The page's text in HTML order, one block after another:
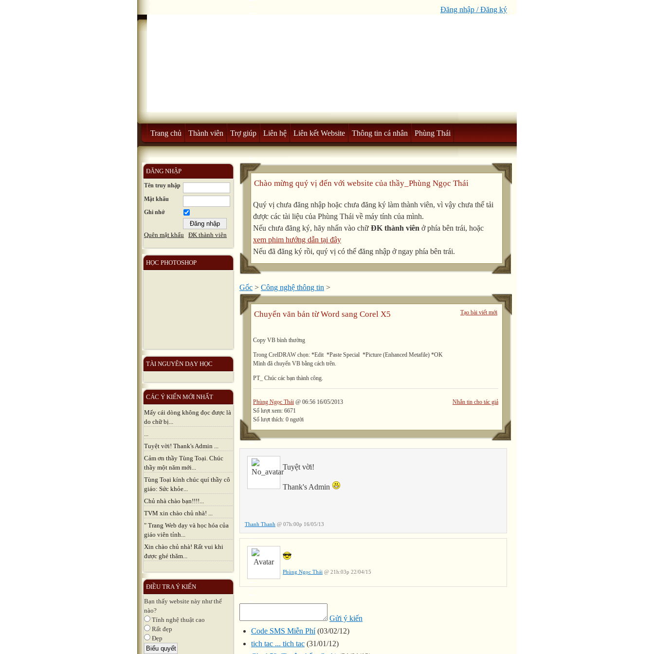
Đăng nhập / Đăng ký
Trang chủ Thành viên Trợ giúp Liên hệ Liên kết Website Thông tin cá nhân Phùng Thái
ĐĂNG NHẬP
Tên truy nhập
Mật khẩu
Ghi nhớ
Quên mật khẩu ĐK thành viên
HỌC PHOTOSHOP
TÀI NGUYÊN DẠY HỌC
CÁC Ý KIẾN MỚI NHẤT
Mấy cái dòng không đọc được là
do chữ bị...
...
Tuyệt vời! Thank's Admin ...
Cảm ơn thầy Tùng Toại. Chúc
thầy một năm mới...
Tùng Toại kính chúc quí thầy cô
giáo: Sức khỏe...
Chủ nhà chào bạn!!!!...
TVM xin chào chủ nhà! ...
" Trang Web dạy và học hóa của
giáo viên tỉnh...
Xin chào chủ nhà! Rất vui khi
được ghé thăm...
ĐIỀU TRA Ý KIẾN
Bạn thấy website này như thế
nào?
Tính nghệ thuật cao
Rất đẹp
Đẹp
Chào mừng quý vị đến với website của thầy_Phùng Ngọc Thái
Quý vị chưa đăng nhập hoặc chưa đăng ký làm thành viên, vì vậy chưa thể tải
được các tài liệu của Phùng Thái về máy tính của mình.
Nếu chưa đăng ký, hãy nhấn vào chữ ĐK thành viên ở phía bên trái, hoặc
xem phim hướng dẫn tại đây
Nếu đã đăng ký rồi, quý vị có thể đăng nhập ở ngay phía bên trái.
Gốc > Công nghệ thông tin >
Tạo bài viết mới
Chuyển văn bản từ Word sang Corel X5
Copy VB bình thường
Trong CrelDRAW chọn: *Edit *Paste Special *Picture (Enhanced Metafile) *OK
Mình đã chuyển VB bằng cách trên.
PT_ Chúc các bạn thành công.
Nhắn tin cho tác giả
Phùng Ngọc Thái @ 06:56 16/05/2013
Số lượt xem: 6671
Số lượt thích: 0 người
Tuyệt vời!
Thank's Admin
Thanh Thanh @ 07h:00p 16/05/13
Phùng Ngọc Thái @ 21h:03p 22/04/15
Gửi ý kiến
Code SMS Miễn Phí(03/02/12)
tich tac ... tich tac (31/01/12)